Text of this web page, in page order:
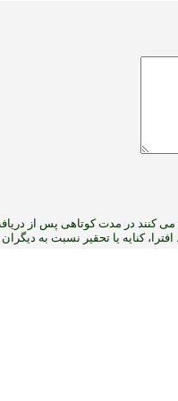
کنند در مدت کوتاهی پس از
کنایه یا تحقیر نسبت به